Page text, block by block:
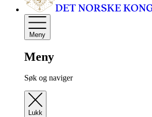
Meny
Meny
Søk og naviger
Lukk